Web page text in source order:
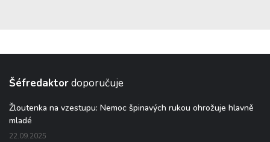
Šéfredaktordoporučuje
Žloutenka na vzestupu: Nemoc špinavých rukou ohrožuje hlavně
mladé
22.09.2025